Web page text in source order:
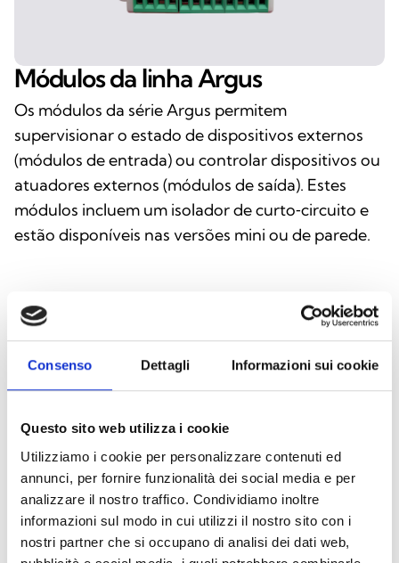
Consenso Dettagli Informazioni sui cookie
Questo sito web utilizza i cookie
Utilizziamo i cookie per personalizzare contenuti ed
annunci, per fornire funzionalità dei social media e per
analizzare il nostro traffico. Condividiamo inoltre
informazioni sul modo in cui utilizzi il nostro sito con i
nostri partner che si occupano di analisi dei dati web,
Módulos da linha Argus
Os módulos da série Argus permitem
supervisionar o estado de dispositivos externos
(módulos de entrada) ou controlar dispositivos ou
atuadores externos (módulos de saída). Estes
módulos incluem um isolador de curto‑circuito e
estão disponíveis nas versões mini ou de parede.
Botões ALCP100 e AI-CPW-R-01